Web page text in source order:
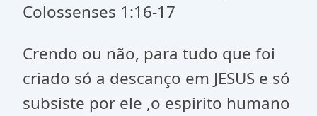
Colossenses 1:16-17
Crendo ou não, para tudo que foi
criado só a descanço em JESUS e só
subsiste por ele ,o espirito humano